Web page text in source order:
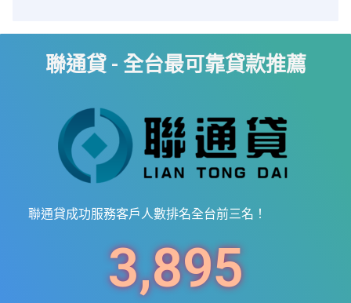
聯通貸 - 全台最可靠貸款推薦
聯通貸成功服務客戶人數排名全台前三名！
3,895